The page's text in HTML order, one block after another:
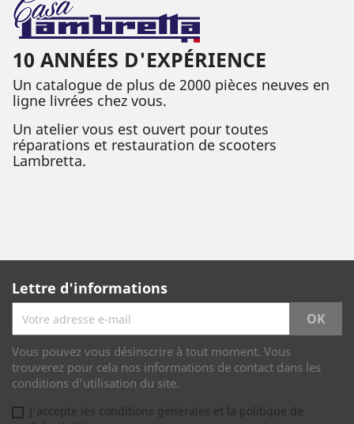
10 ANNÉES D'EXPÉRIENCE
Un catalogue de plus de 2000 pièces neuves en
ligne livrées chez vous.
Un atelier vous est ouvert pour toutes
réparations et restauration de scooters
Lambretta.
Lettre d'informations
Vous pouvez vous désinscrire à tout moment. Vous
trouverez pour cela nos informations de contact dans les
conditions d'utilisation du site.
J'accepte les conditions générales et la politique de